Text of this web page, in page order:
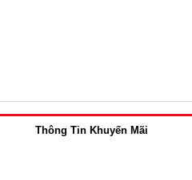
Thông Tin Khuyến Mãi